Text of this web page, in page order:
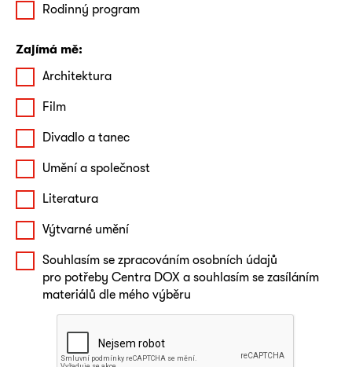
Rodinný program
Zajímá mě:
Architektura
Film
Divadlo a tanec
Umění a společnost
Literatura
Výtvarné umění
Souhlasím se zpracováním osobních údajů
pro potřeby Centra DOX a souhlasím se zasíláním
materiálů dle mého výběru